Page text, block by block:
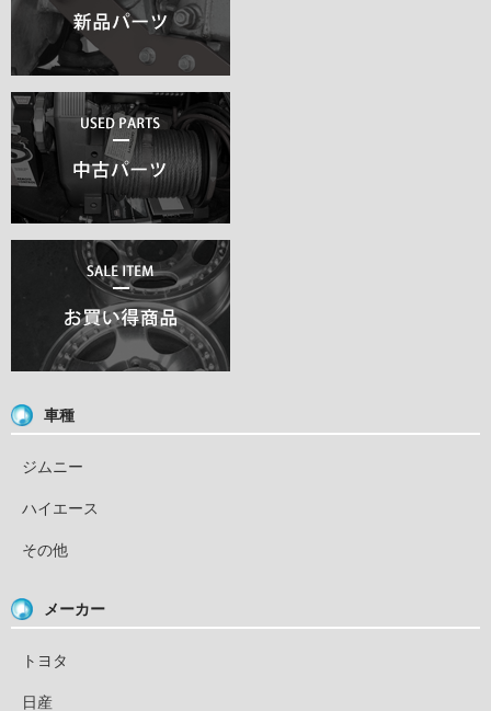
車種
ジムニー
ハイエース
その他
メーカー
トヨタ
日産